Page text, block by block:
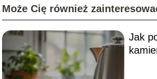
Może Cię również
Jak